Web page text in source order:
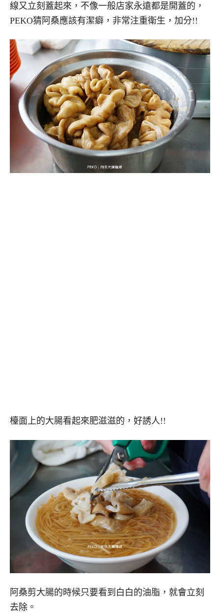
線又立刻蓋起來，不像一般店家永遠都是開蓋的，
PEKO猜阿桑應該有潔癖，非常注重衛生，加分!!
檯面上的大腸看起來肥滋滋的，好誘人!!
阿桑剪大腸的時候只要看到白白的油脂，就會立刻
去除。